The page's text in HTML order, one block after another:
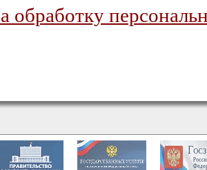
обработку